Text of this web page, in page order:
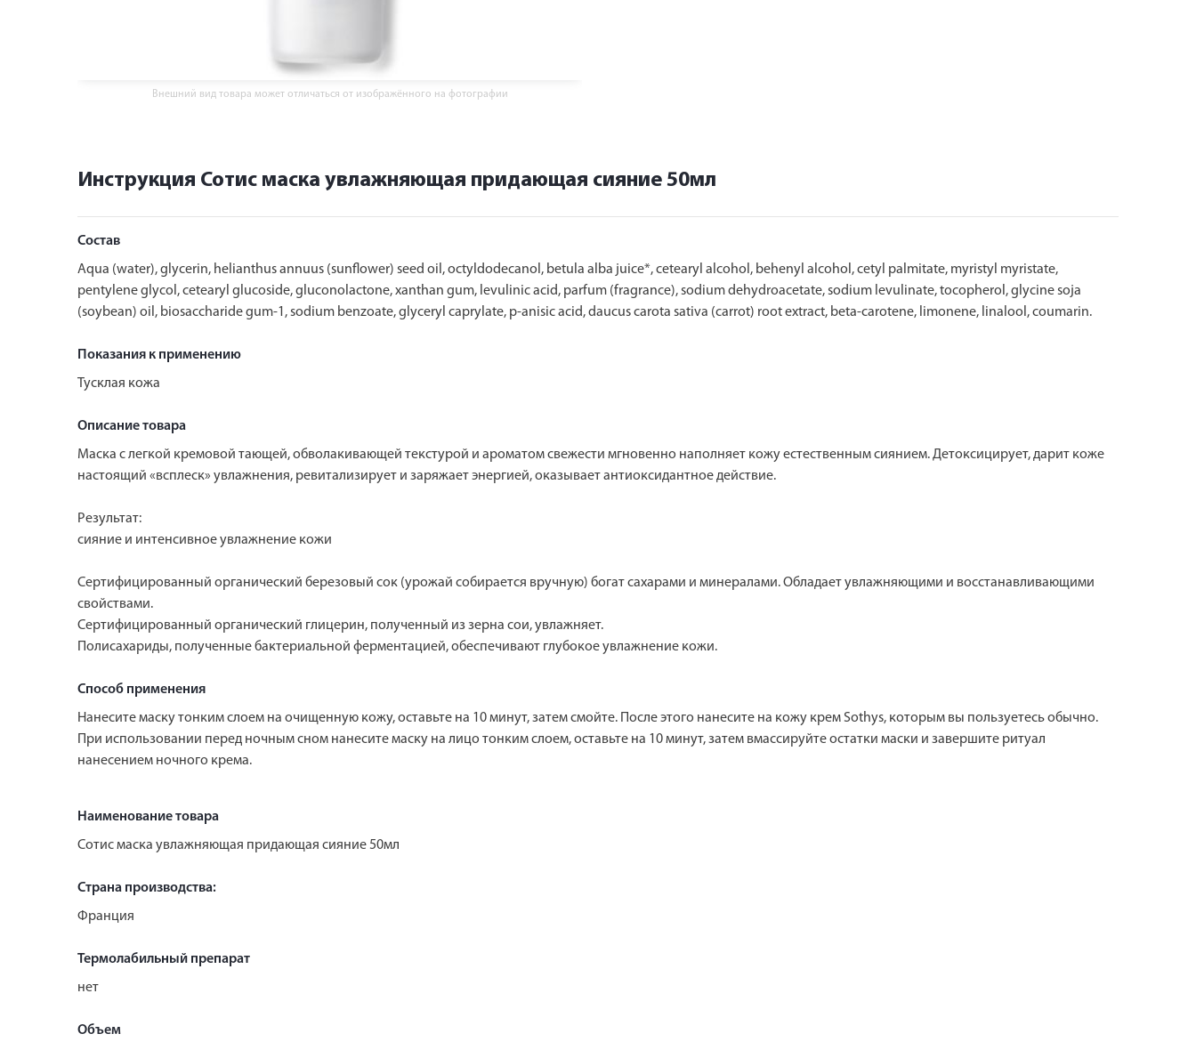
Внешний вид товара может отличаться от изображённого на фотографии
Инструкция Сотис маска увлажняющая придающая сияние 50мл
Состав
Aqua (water), glycerin, helianthus annuus (sunflower) seed oil, octyldodecanol, betula alba juice*, cetearyl alcohol, behenyl alcohol, cetyl palmitate, myristyl myristate,
pentylene glycol, cetearyl glucoside, gluconolactone, xanthan gum, levulinic acid, parfum (fragrance), sodium dehydroacetate, sodium levulinate, tocopherol, glycine soja
(soybean) oil, biosaccharide gum-1, sodium benzoate, glyceryl caprylate, p-anisic acid, daucus carota sativa (carrot) root extract, beta-carotene, limonene, linalool, coumarin.
Показания к применению
Тусклая кожа
Описание товара
Маска с легкой кремовой тающей, обволакивающей текстурой и ароматом свежести мгновенно наполняет кожу естественным сиянием. Детоксицирует, дарит коже
настоящий «всплеск» увлажнения, ревитализирует и заряжает энергией, оказывает антиоксидантное действие.
Результат:
сияние и интенсивное увлажнение кожи
Сертифицированный органический березовый сок (урожай собирается вручную) богат сахарами и минералами. Обладает увлажняющими и восстанавливающими
свойствами.
Сертифицированный органический глицерин, полученный из зерна сои, увлажняет.
Полисахариды, полученные бактериальной ферментацией, обеспечивают глубокое увлажнение кожи.
Способ применения
Нанесите маску тонким слоем на очищенную кожу, оставьте на 10 минут, затем смойте. После этого нанесите на кожу крем Sothys, которым вы пользуетесь обычно.
При использовании перед ночным сном нанесите маску на лицо тонким слоем, оставьте на 10 минут, затем вмассируйте остатки маски и завершите ритуал
нанесением ночного крема.
Наименование товара
Сотис маска увлажняющая придающая сияние 50мл
Страна производства:
Франция
Термолабильный препарат
нет
Объем